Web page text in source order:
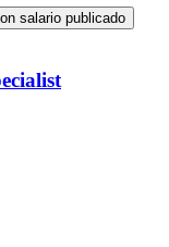
salario publicado